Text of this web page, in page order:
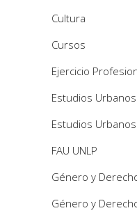
Cultura
Cursos
Ejercicio
Estudios
Estudios
FAU UNLP
Género y
Género y